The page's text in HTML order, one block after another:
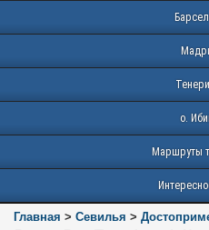
о.
Маршруты
Главная > Севилья >